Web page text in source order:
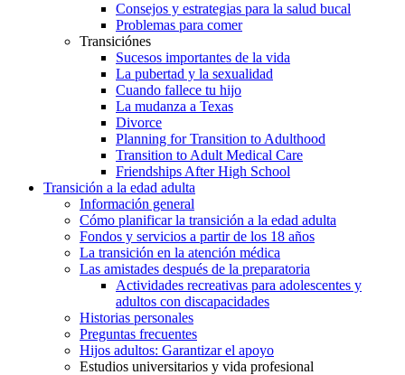
Consejos y estrategias para la salud bucal
Problemas para comer
Transiciónes
Sucesos importantes de la vida
La pubertad y la sexualidad
Cuando fallece tu hijo
La mudanza a Texas
Divorce
Planning for Transition to Adulthood
Transition to Adult Medical Care
Friendships After High School
Transición a la edad adulta
Información general
Cómo planificar la transición a la edad adulta
Fondos y servicios a partir de los 18 años
La transición en la atención médica
Las amistades después de la preparatoria
Actividades recreativas para adolescentes y
adultos con discapacidades
Historias personales
Preguntas frecuentes
Hijos adultos: Garantizar el apoyo
Estudios universitarios y vida profesional